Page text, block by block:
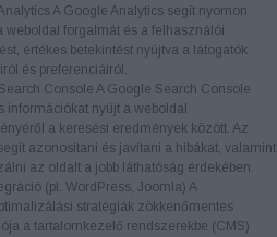
A Google Analytics segít nyomon
weboldal forgalmát és a felhasználói
értékes betekintést nyújtva a látogatók
és preferenciáiról.
Console A Google Search Console
információkat nyújt a weboldal
a keresési eredmények között. Az
azonosítani és javítani a hibákat, valamint
az oldalt a jobb láthatóság érdekében.
(pl. WordPress, Joomla) A
stratégiák zökkenőmentes
a tartalomkezelő rendszerekbe (CMS)